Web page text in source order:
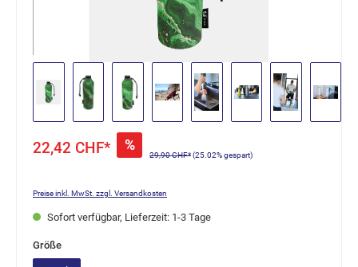
22,42 CHF* %
29,90 CHF*(25.02% gespart)
Preise inkl. MwSt. zzgl. Versandkosten
Sofort verfügbar, Lieferzeit: 1-3 Tage
Größeauswählen